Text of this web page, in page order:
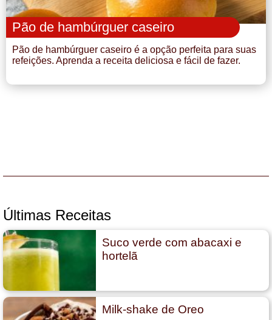
Pão de hambúrguer caseiro
Pão de hambúrguer caseiro é a opção perfeita para suas
refeições. Aprenda a receita deliciosa e fácil de fazer.
Últimas Receitas
Suco verde com abacaxi e
hortelã
Milk-shake de Oreo